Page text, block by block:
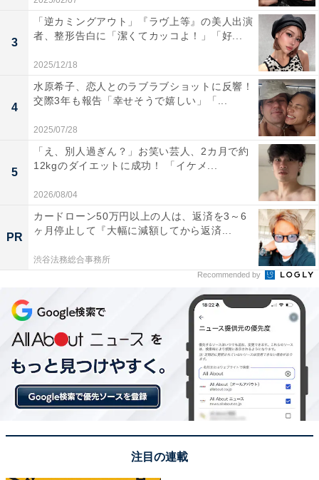
3
「逆カミングアウト」『ラヴ上等』の美人出演
者、整形告白に「潔くてカッコよ！」「好...
2025/12/18
4
水原希子、恋人とのラブラブショットに反響！
交際3年も報告「幸せそうで嬉しい」「...
2025/07/28
5
「え、別人過ぎん？」お笑い芸人、2カ月で約
12kgのダイエットに成功！ 「イケメ...
2026/08/04
PR
カードローン50万円以上の人は、返済を3～6
ヶ月停止して『大幅に減額してから返済...
渋谷法務総合事務所
Recommended by
注目の連載